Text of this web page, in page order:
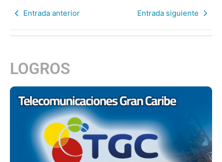
Entrada anterior Entrada siguiente
LOGROS